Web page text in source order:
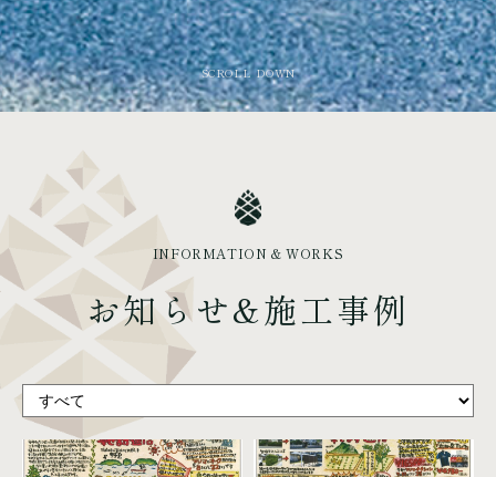
SCROLL DOWN
INFORMATION & WORKS
お知らせ&施工事例